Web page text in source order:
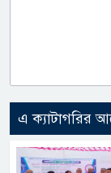
এ ক্যাটাগরির